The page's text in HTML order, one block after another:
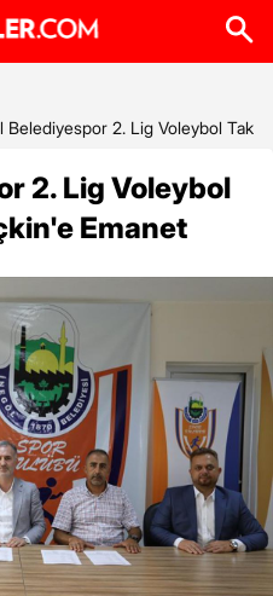
Belediyespor 2. Lig Voleybol
2. Lig Voleybol
Emanet